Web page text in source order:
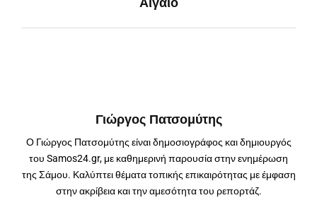
Αιγαίο
Γιώργος Πατσομύτης
Ο Γιώργος Πατσομύτης είναι δημοσιογράφος και δημιουργός
του Samos24.gr, με καθημερινή παρουσία στην ενημέρωση
της Σάμου. Καλύπτει θέματα τοπικής επικαιρότητας με έμφαση
στην ακρίβεια και την αμεσότητα του ρεπορτάζ.